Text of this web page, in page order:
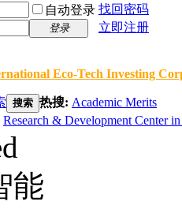
自动登录 找回密码
登录
立即注册
Eco-Tech Investing
搜索 热搜: Academic Merits
Research & Development Center